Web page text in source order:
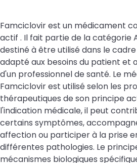
Famciclovir est un médicament
actif . Il fait partie de la catégorie
destiné à être utilisé dans le
adapté aux besoins du patient et
d'un professionnel de santé. Le
Famciclovir est utilisé selon les
thérapeutiques de son principe
l'indication médicale, il peut
certains symptômes,
affection ou participer à la prise
différentes pathologies. Le
mécanismes biologiques